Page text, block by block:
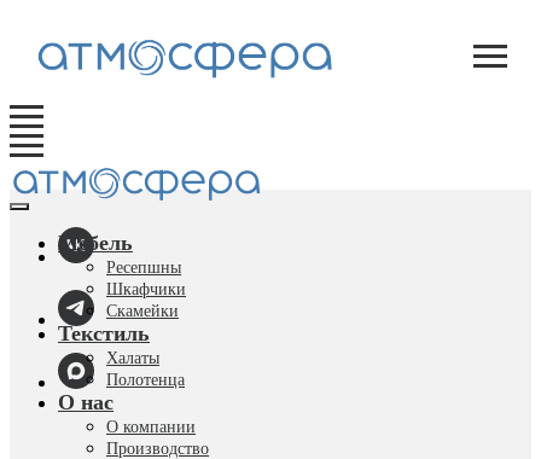
Мебель
Ресепшны
Шкафчики
Скамейки
Текстиль
Халаты
Полотенца
О нас
О компании
Производство